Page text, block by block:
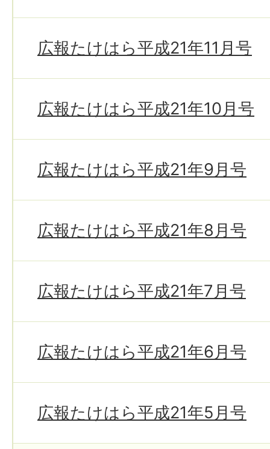
広報たけはら平成21年11月号
広報たけはら平成21年10月号
広報たけはら平成21年9月号
広報たけはら平成21年8月号
広報たけはら平成21年7月号
広報たけはら平成21年6月号
広報たけはら平成21年5月号